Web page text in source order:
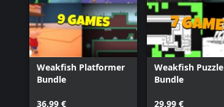
Weakfish Platformer
Bundle
36,99 €
Weakfish Puzzle
Bundle
29,99 €